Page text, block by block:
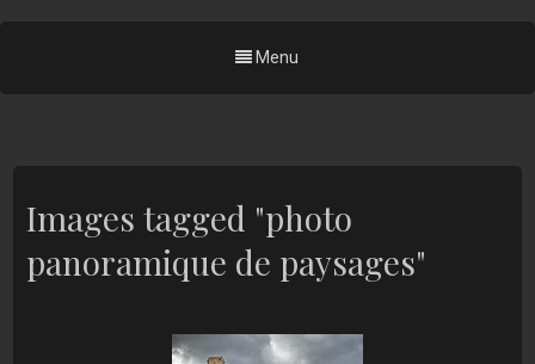
Menu
Images tagged "photo
panoramique de paysages"